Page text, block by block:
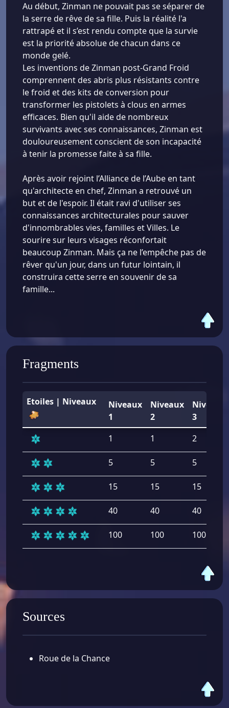
Au début, Zinman ne pouvait pas se séparer de
la serre de rêve de sa fille. Puis la réalité l'a
rattrapé et il s’est rendu compte que la survie
est la priorité absolue de chacun dans ce
monde gelé.
Les inventions de Zinman post-Grand Froid
comprennent des abris plus résistants contre
le froid et des kits de conversion pour
transformer les pistolets à clous en armes
efficaces. Bien qu'il aide de nombreux
survivants avec ses connaissances, Zinman est
douloureusement conscient de son incapacité
à tenir la promesse faite à sa fille.
Après avoir rejoint l’Alliance de l’Aube en tant
qu'architecte en chef, Zinman a retrouvé un
but et de l'espoir. Il était ravi d'utiliser ses
connaissances architecturales pour sauver
d'innombrables vies, familles et Villes. Le
sourire sur leurs visages réconfortait
beaucoup Zinman. Mais ça ne l’empêche pas de
rêver qu'un jour, dans un futur lointain, il
construira cette serre en souvenir de sa
famille...
Fragments
Etoiles | Niveaux
Niveaux
1
Niveaux
2
Niveaux
3
1
1 2
5 5 5
15 15 15
40 40 40
100 100 100
Sources
Roue de la Chance